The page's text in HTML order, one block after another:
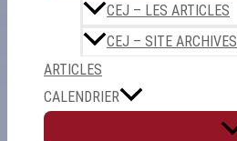
CEJ – LES ARTICLES
CEJ – SITE ARCHIVES
ARTICLES
CALENDRIER